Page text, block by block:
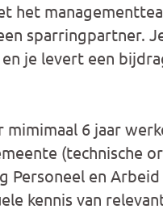
het
sparringpartner.
je levert een
mimimaal 6 jaar
(technische
Personeel en
kennis van